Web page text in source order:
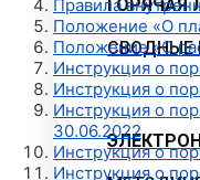
ГОРЯЧАЯ
СВОДНЫЕ
Правила
Положение «О
Положение «О
Инструкция о
Инструкция о
Инструкция о
30.06.2022
Инструкция о
Инструкция о